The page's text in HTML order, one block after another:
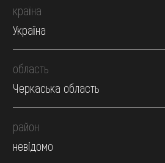
країна
Україна
область
Черкаська область
район
невідомо